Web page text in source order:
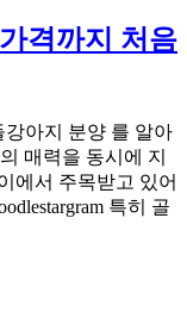
격까지 처음
아지 분양 를 알아
매력을 동시에 지
에서 주목받고 있어
특히 골